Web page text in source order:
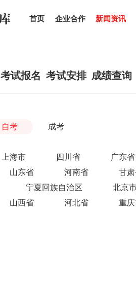
首页 企业合作 新闻资讯
考试报名 考试安排 成绩查询
自考 成考
上海市 四川省
广东省
山东省 河南省
甘
宁夏回族自治区
北京
山西省 河北省 重